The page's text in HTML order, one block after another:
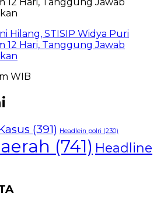
Hilang, STISIP Widya Puri
12 Hari, Tanggung Jawab
WIB
(391) Headlein polri (230)
(741) Headline